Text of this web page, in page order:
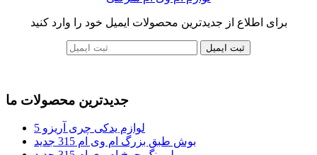
برای اطلاع از جدیدترین محصولات ایمیل خود را وارد کنید
ثبت ایمیل
جدیدترین محصولات ما
لوازم یدکی چری آریزو 5
بوش طبق بزرگ ام وی ام 315 جدید